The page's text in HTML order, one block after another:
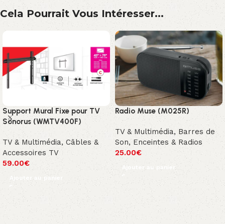
Cela Pourrait Vous Intéresser...
Support Mural Fixe pour TV
Sonorus (WMTV400F)
TV & Multimédia, Câbles &
Accessoires TV
59.00€
Ajouter au panier
Radio Muse (M025R)
TV & Multimédia, Barres de
Son, Enceintes & Radios
25.00€
Ajouter au panier